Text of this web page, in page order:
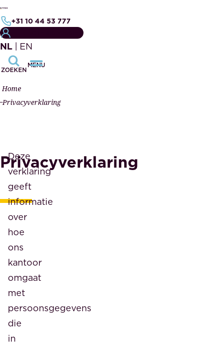
+31 10 44 53 777
NL | EN
ZOEKEN
MENU
Home
Privacyverklaring
Privacyverklaring
Deze
verklaring
geeft
informatie
over
hoe
ons
kantoor
omgaat
met
persoonsgegevens
die
in